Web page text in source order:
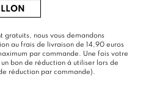
gratuits, nous vous demandons
au frais de livraison de 14,90 euros
par commande. Une fois votre
bon de réduction à utiliser lors de
réduction par commande).